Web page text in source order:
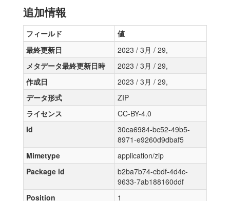
追加情報
フィールド
値
最終更新日
2023 / 3月 / 29,
メタデータ最終更新日時
2023 / 3月 / 29,
作成日
2023 / 3月 / 29,
データ形式
ZIP
ライセンス
CC-BY-4.0
Id
30ca6984-bc52-49b5-
8971-e9260d9dbaf5
Mimetype
application/zip
Package id
b2ba7b74-cbdf-4d4c-
9633-7ab188160ddf
Position
1